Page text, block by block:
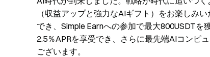
（収益アップと強力なAIギフト）をお楽しみ
でき、Simple Earnへの参加で最大800USDT
2.5％APRを享受でき、さらに最先端AIコンピ
ございます。